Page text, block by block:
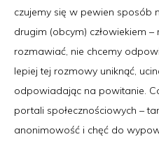
czujemy się w pewien sposób
drugim (obcym) człowiekiem
rozmawiać, nie chcemy
lepiej tej rozmowy uniknąć,
odpowiadając na powitanie.
portali społecznościowych –
anonimowość i chęć do